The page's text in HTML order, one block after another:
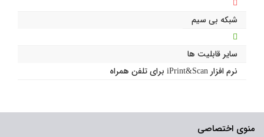
شبکه بی سیم
سایر قابلیت ها
نرم افزار iPrint&Scan برای تلفن همراه
منوی اختصاصی